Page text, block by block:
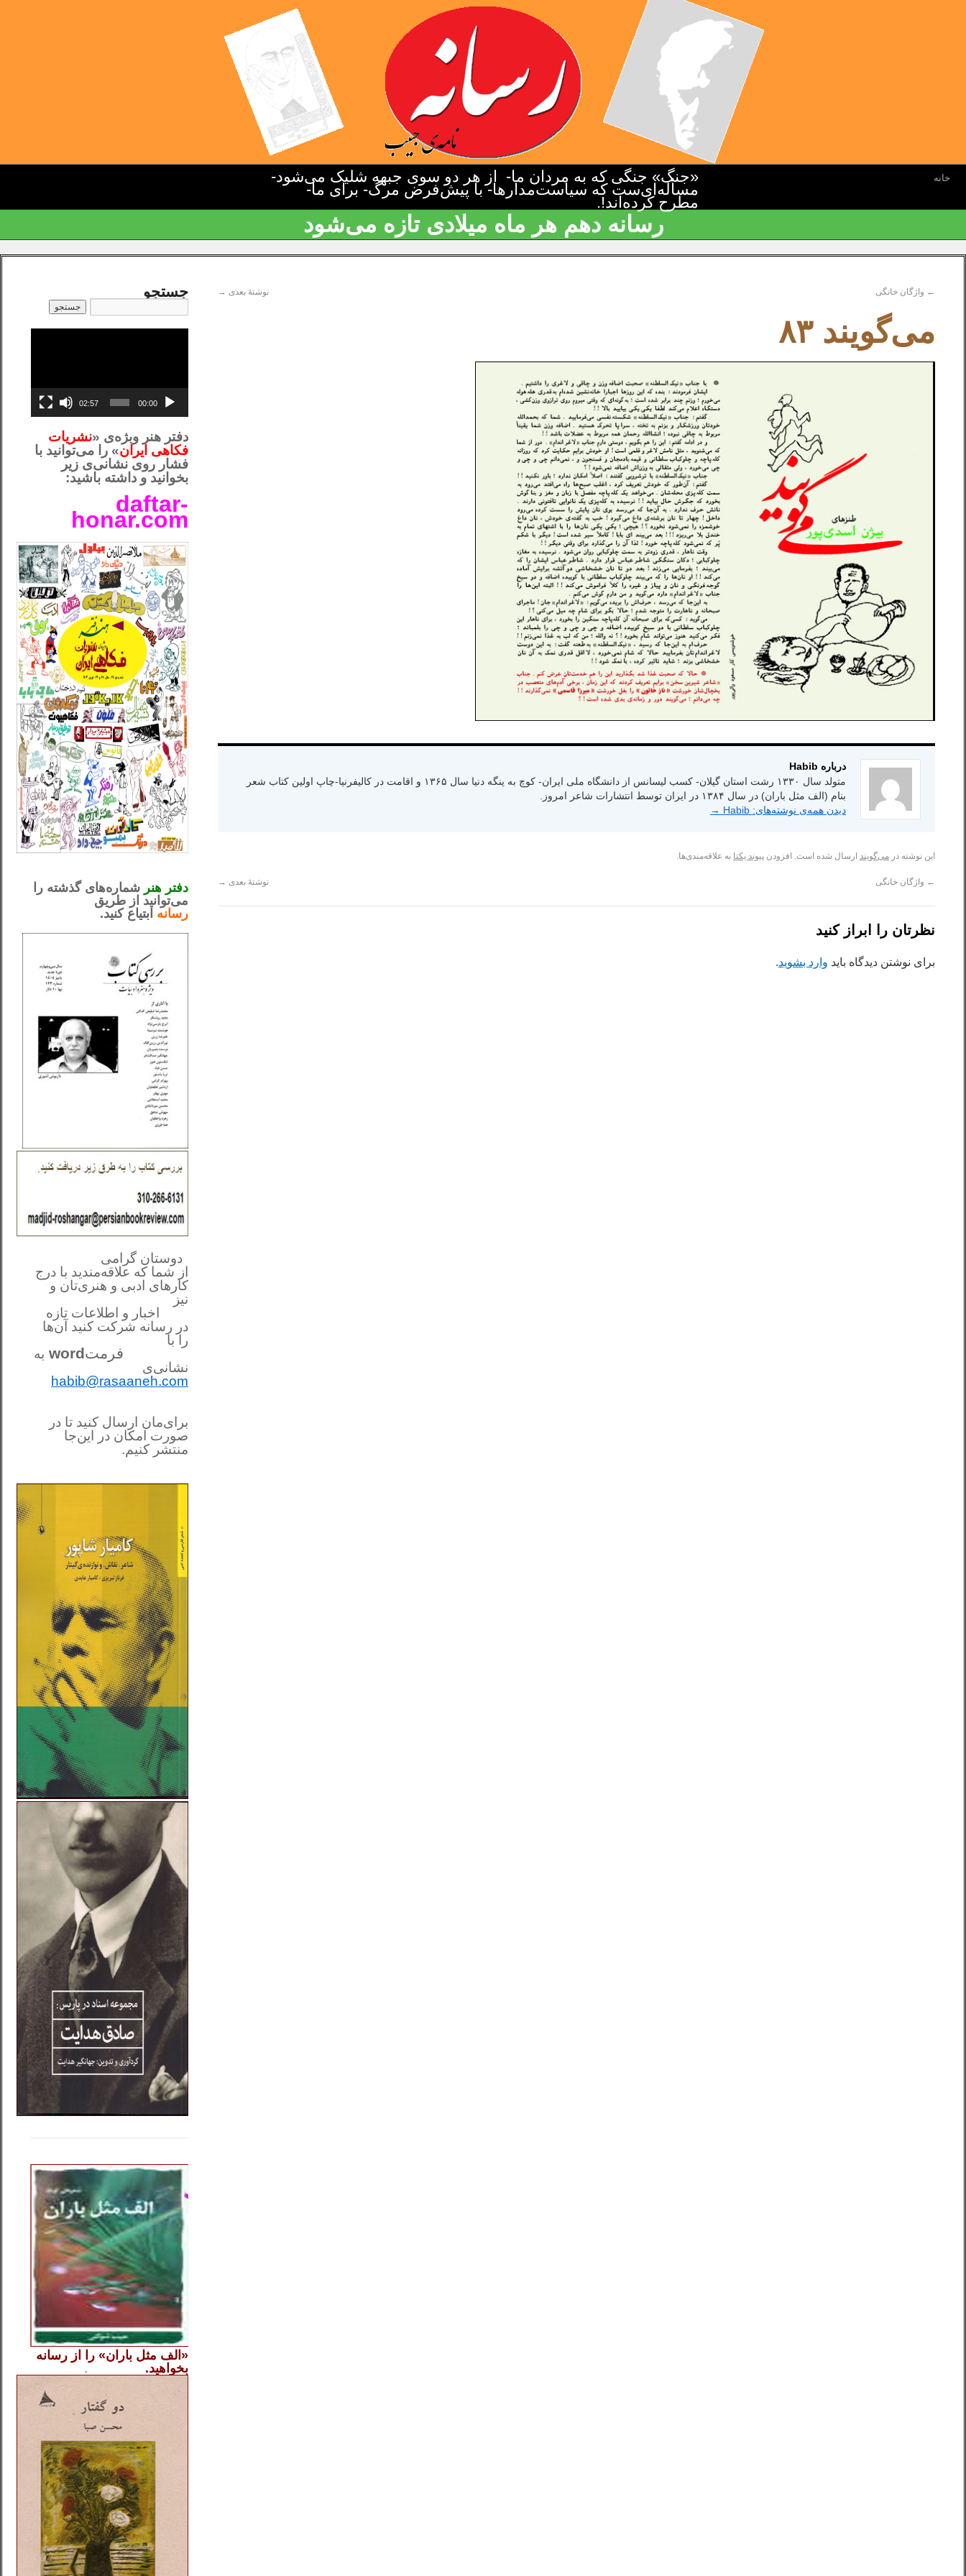
خانه «جنگ» جنگی که به مردان ما- از هر دو سوی جبهه شلیک می‌شود-
مسأله‌ای‌ست که سیاست‌مدارها- با پیش‌فرض مرگ- برای ما-
مطرح کرده‌اند!.
رسانه دهم هر ماه میلادی تازه می‌شود
← واژگان خانگی نوشتهٔ بعدی →
می‌گویند ۸۳
درباره Habib
متولد سال ۱۳۳۰ رشت استان گیلان- کسب لیسانس از دانشگاه ملی ایران- کوچ به ینگه دنیا سال ۱۳۶۵ و اقامت در کالیفرنیا-چاپ اولین کتاب شعر
بنام (الف مثل باران) در سال ۱۳۸۴ در ایران توسط انتشارات شاعر امروز.
دیدن همه‌ی نوشته‌های: Habib
→
این نوشته در می‌گویند ارسال شده است. افزودن پیوند یکتا به علاقه‌مندی‌ها.
← واژگان خانگی نوشتهٔ بعدی →
نظرتان را ابراز کنید
برای نوشتن دیدگاه باید وارد بشوید.
جستجو
00:00
02:57
دفتر هنر وبژه‌ی «نشریات
فکاهی ایران» را می‌توانید با
فشار روی نشانی‌ی زیر
بخوانید و داشته باشید:
daftar-
honar.com
دفتر هنر شماره‌های گذشته را
می‌توانید از طریق
رسانه ابتیاع کنید.
دوستان گرامی
از شما که علاقه‌مندید با درج
کارهای‌ ادبی و هنری‌تان و
نیز
اخبار و اطلاعات تازه
در رسانه شرکت کنید آن‌ها
را با
فرمتword به
نشانی‌ی
habib@rasaaneh.com
برای‌مان ارسال کنید تا در
صورت امکان در این‌جا
منتشر کنیم.
«الف مثل باران» را از رسانه
بخواهید.
.